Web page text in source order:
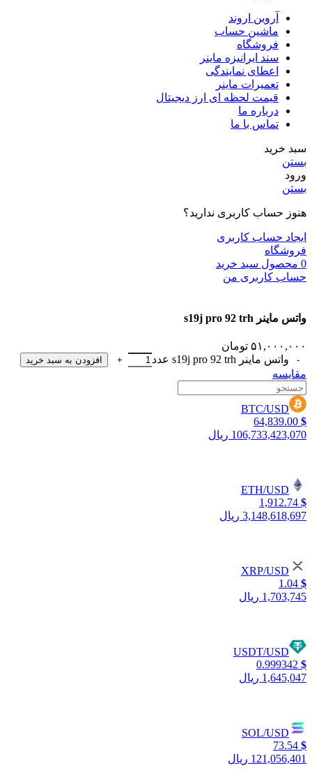
آروین اروند
ماشین حساب
فروشگاه
سند ایرانیزه ماینر
اعطای نمایندگی
تعمیرات ماینر
قیمت لحظه ای ارز دیجیتال
درباره ما
تماس با ما
سبد خرید
بستن
ورود
بستن
هنوز حساب کاربری ندارید؟
ایجاد حساب کاربری
فروشگاه
0 محصول سبد خرید
حساب کاربری من
واتس ماینر s19j pro 92 trh
۵۱,۰۰۰,۰۰۰ تومان
واتس ماینر s19j pro 92 trh عدد
افزودن به سبد خرید
مقایسه
BTC/USD
$
64,839.00
106,733,423,070 ریال
ETH/USD
$
1,912.74
3,148,618,697 ریال
XRP/USD
$
1.04
1,703,745 ریال
USDT/USD
$
0.999342
1,645,047 ریال
SOL/USD
$
73.54
121,056,401 ریال